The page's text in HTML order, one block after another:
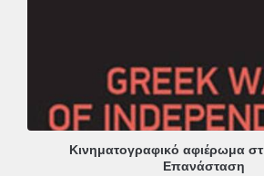
Κινηματογραφικό αφιέρωμα
Επανάσταση